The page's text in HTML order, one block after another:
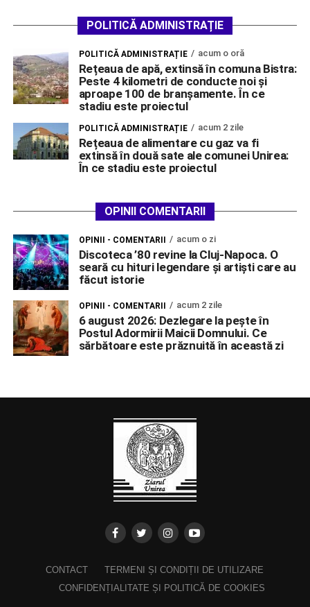
POLITICĂ ADMINISTRAȚIE
POLITICĂ ADMINISTRAȚIE acum o oră
Rețeaua de apă, extinsă în comuna Bistra:
Peste 4 kilometri de conducte noi și
aproape 100 de branșamente. În ce
stadiu este proiectul
POLITICĂ ADMINISTRAȚIE acum 2 zile
Rețeaua de alimentare cu gaz va fi
extinsă în două sate ale comunei Unirea:
În ce stadiu este proiectul
OPINII COMENTARII
OPINII - COMENTARII acum o zi
Discoteca ’80 revine la Cluj-Napoca. O
seară cu hituri legendare și artiști care au
făcut istorie
OPINII - COMENTARII acum 2 zile
6 august 2026: Dezlegare la pește în
Postul Adormirii Maicii Domnului. Ce
sărbătoare este prăznuită în această zi
CONTACT
TERMENI ȘI CONDIȚII DE UTILIZARE
CONFIDENȚIALITATE ȘI POLITICĂ DE COOKIES